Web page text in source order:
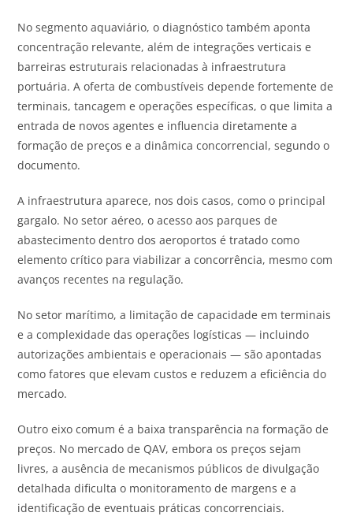
No segmento aquaviário, o diagnóstico também aponta
concentração relevante, além de integrações verticais e
barreiras estruturais relacionadas à infraestrutura
portuária. A oferta de combustíveis depende fortemente de
terminais, tancagem e operações específicas, o que limita a
entrada de novos agentes e influencia diretamente a
formação de preços e a dinâmica concorrencial, segundo o
documento.
A infraestrutura aparece, nos dois casos, como o principal
gargalo. No setor aéreo, o acesso aos parques de
abastecimento dentro dos aeroportos é tratado como
elemento crítico para viabilizar a concorrência, mesmo com
avanços recentes na regulação.
No setor marítimo, a limitação de capacidade em terminais
e a complexidade das operações logísticas — incluindo
autorizações ambientais e operacionais — são apontadas
como fatores que elevam custos e reduzem a eficiência do
mercado.
Outro eixo comum é a baixa transparência na formação de
preços. No mercado de QAV, embora os preços sejam
livres, a ausência de mecanismos públicos de divulgação
detalhada dificulta o monitoramento de margens e a
identificação de eventuais práticas concorrenciais.